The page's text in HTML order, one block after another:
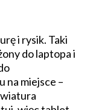
i rysik. Taki
do laptopa i
na miejsce –